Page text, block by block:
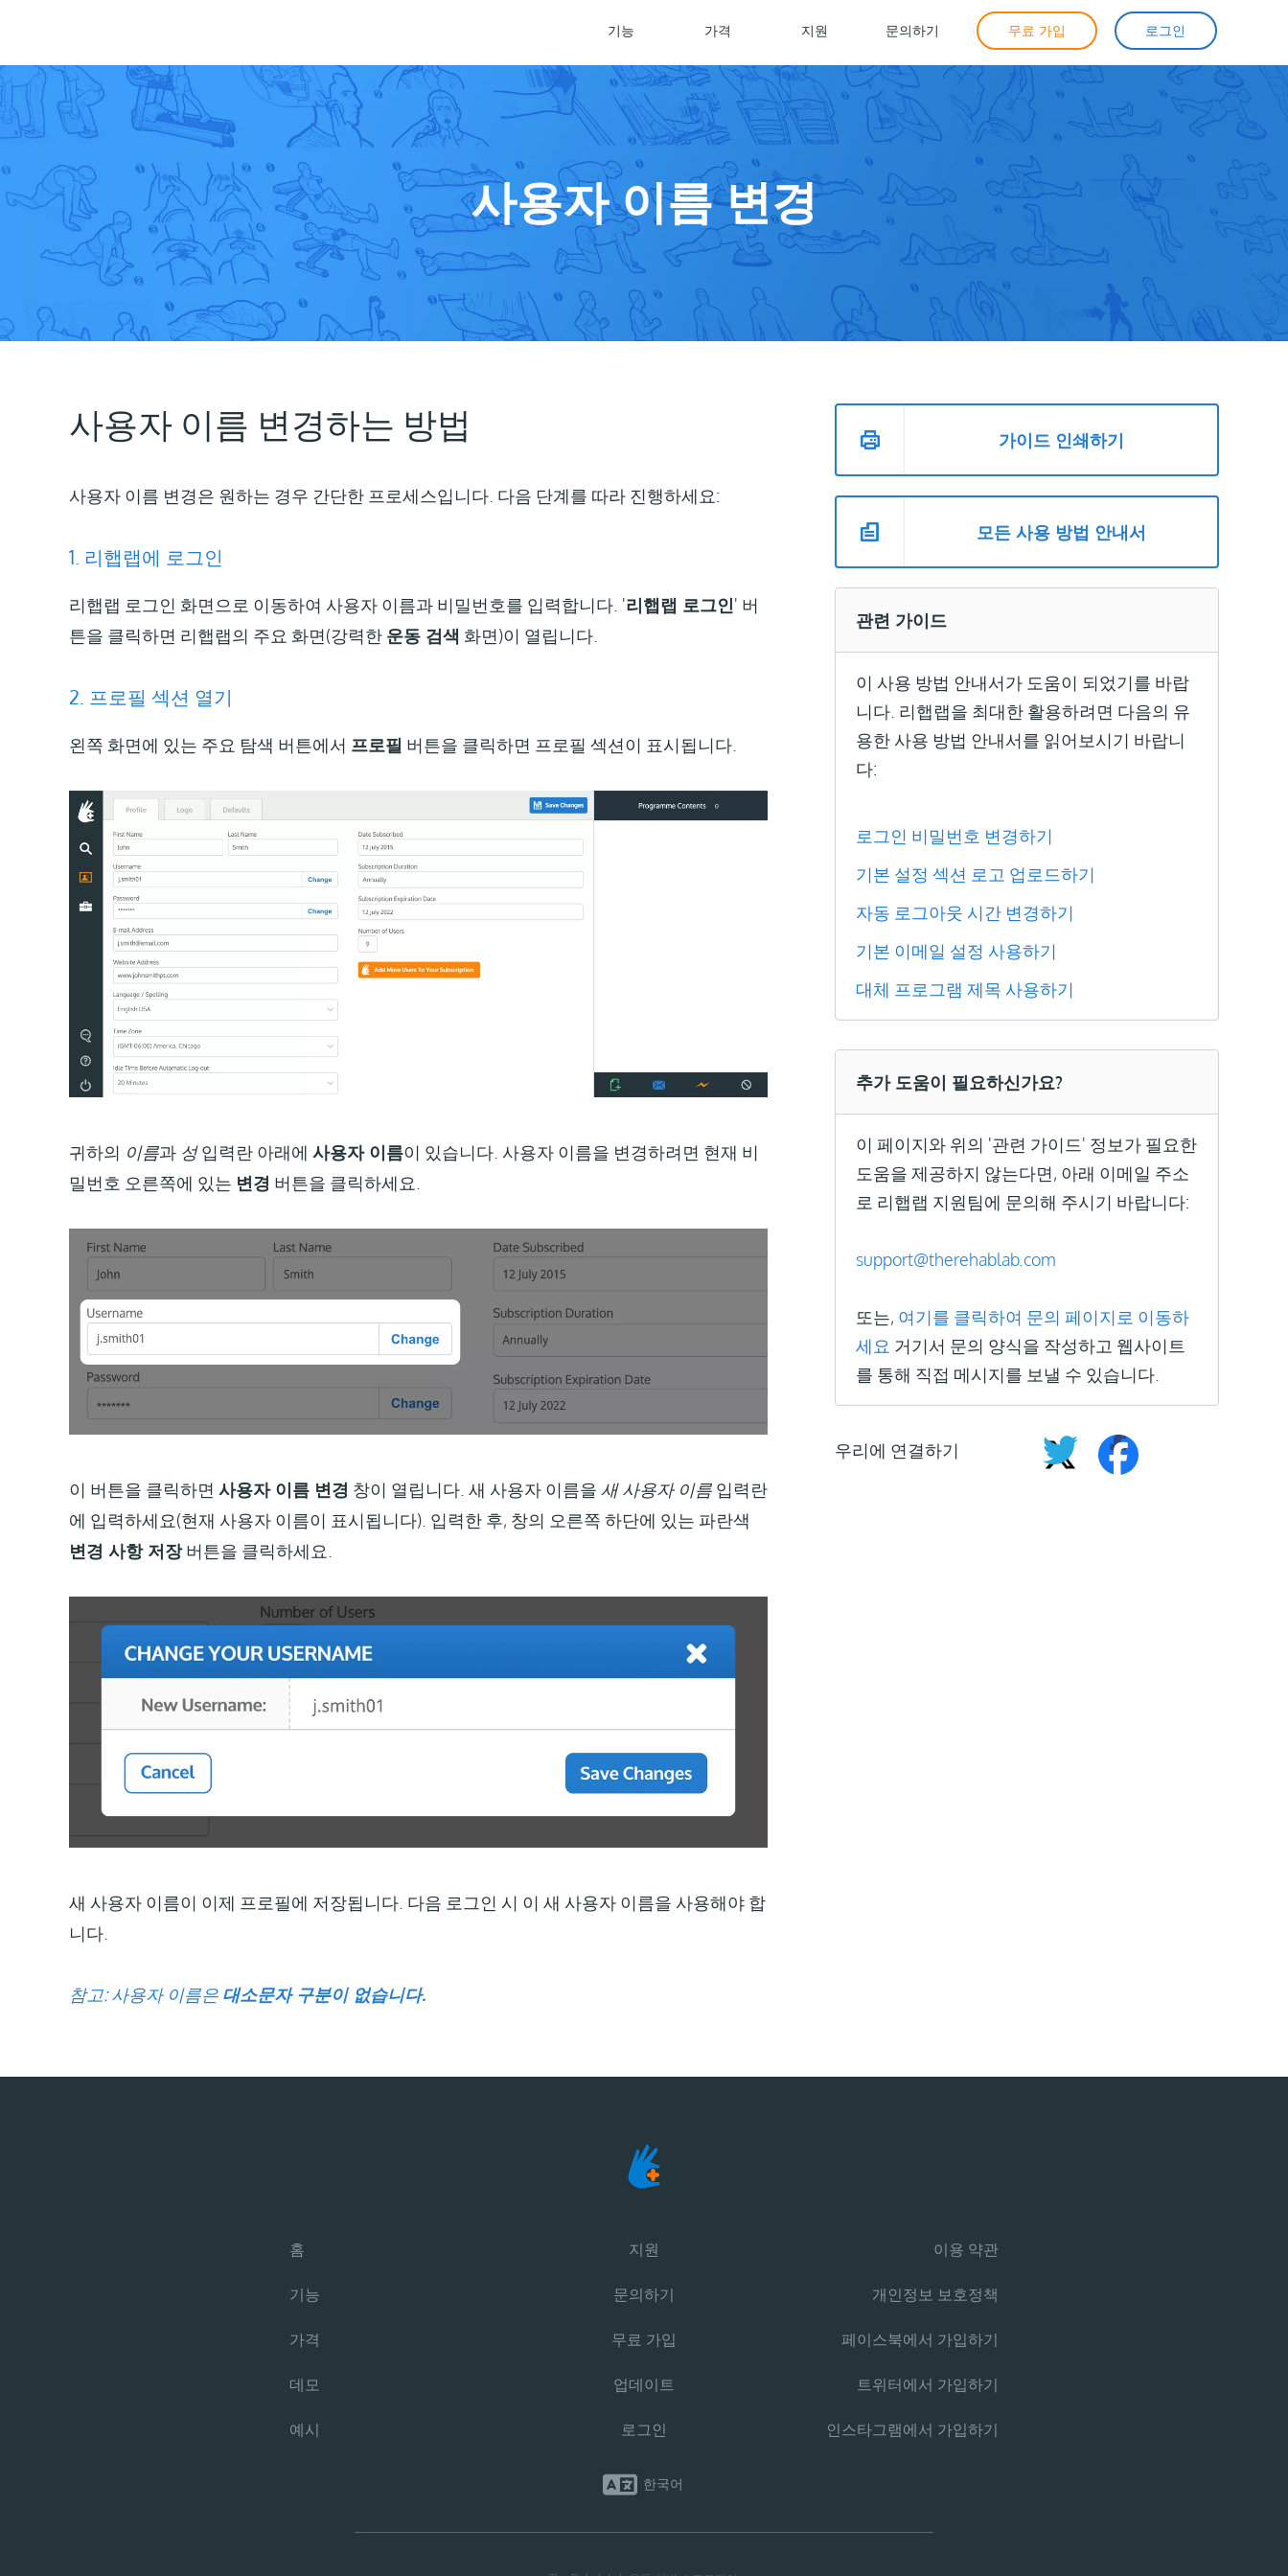
기능 가격 지원 문의하기 무료 가입 로그인
사용자 이름 변경
사용자 이름 변경하는 방법
사용자 이름 변경은 원하는 경우 간단한 프로세스입니다. 다음 단계를 따라 진행하세요:
1. 리햅랩에 로그인
리햅랩 로그인 화면으로 이동하여 사용자 이름과 비밀번호를 입력합니다. '리햅랩 로그인' 버
튼을 클릭하면 리햅랩의 주요 화면(강력한 운동 검색 화면)이 열립니다.
2. 프로필 섹션 열기
왼쪽 화면에 있는 주요 탐색 버튼에서 프로필 버튼을 클릭하면 프로필 섹션이 표시됩니다.
귀하의 이름과 성입력란 아래에 사용자 이름이 있습니다. 사용자 이름을 변경하려면 현재 비
밀번호 오른쪽에 있는 변경 버튼을 클릭하세요.
이 버튼을 클릭하면 사용자 이름 변경 창이 열립니다. 새 사용자 이름을 새 사용자 이름 입력란
에 입력하세요(현재 사용자 이름이 표시됩니다). 입력한 후, 창의 오른쪽 하단에 있는 파란색
변경 사항 저장버튼을 클릭하세요.
새 사용자 이름이 이제 프로필에 저장됩니다. 다음 로그인 시 이 새 사용자 이름을 사용해야 합
니다.
참고: 사용자 이름은 대소문자 구분이 없습니다.
가이드 인쇄하기
모든 사용 방법 안내서
관련 가이드
이 사용 방법 안내서가 도움이 되었기를 바랍
니다. 리햅랩을 최대한 활용하려면 다음의 유
용한 사용 방법 안내서를 읽어보시기 바랍니
다:
로그인 비밀번호 변경하기
기본 설정 섹션 로고 업로드하기
자동 로그아웃 시간 변경하기
기본 이메일 설정 사용하기
대체 프로그램 제목 사용하기
추가 도움이 필요하신가요?
이 페이지와 위의 '관련 가이드' 정보가 필요한
도움을 제공하지 않는다면, 아래 이메일 주소
로 리햅랩 지원팀에 문의해 주시기 바랍니다:
support@therehablab.com
또는, 여기를 클릭하여 문의 페이지로 이동하
세요 거기서 문의 양식을 작성하고 웹사이트
를 통해 직접 메시지를 보낼 수 있습니다.
우리에 연결하기
홈
기능
가격
데모
예시
지원
문의하기
무료 가입
업데이트
로그인
이용 약관
개인정보 보호정책
페이스북에서 가입하기
트위터에서 가입하기
인스타그램에서 가입하기
한국어